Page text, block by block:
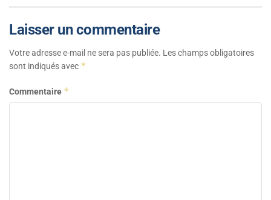
Laisser un commentaire
Votre adresse e-mail ne sera pas publiée. Les champs obligatoires
sont indiqués avec *
Commentaire *